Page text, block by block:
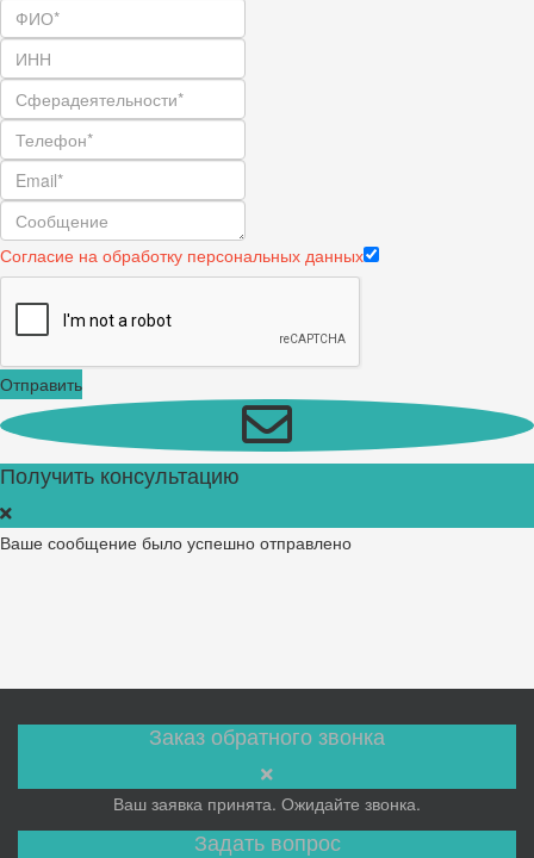
Согласие на обработку персональных данных
Отправить
Получить консультацию
Ваше сообщение было успешно отправлено
Заказ обратного звонка
Ваш заявка принята. Ожидайте звонка.
Задать вопрос